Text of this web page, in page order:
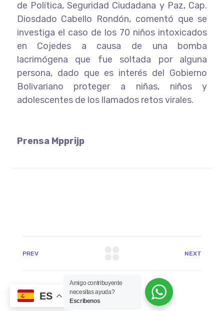
de Política, Seguridad Ciudadana y Paz, Cap.
Diosdado Cabello Rondón, comentó que se
investiga el caso de los 70 niños intoxicados
en Cojedes a causa de una bomba
lacrimógena que fue soltada por alguna
persona, dado que es interés del Gobierno
Bolivariano proteger a niñas, niños y
adolescentes de los llamados retos virales.
Prensa Mpprijp
PREV NEXT
ES
Amigo contribuyente
necesitas ayuda?
Escribenos